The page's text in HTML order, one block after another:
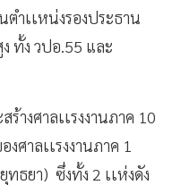
ำเเหน่งรองประธาน
ทั้ง วปอ.55 และ
างศาลเเรงงานภาค 10
ศาลเเรงงานภาค 1
ทธยา) ซึ่งทั้ง 2 เเห่งดัง